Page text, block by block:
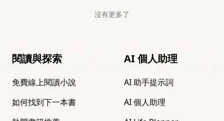
沒有更多了
閱讀與探索
免費線上閱讀小說
如何找到下一本書
AI 個人助理
AI 助手提示詞
AI 個人助理